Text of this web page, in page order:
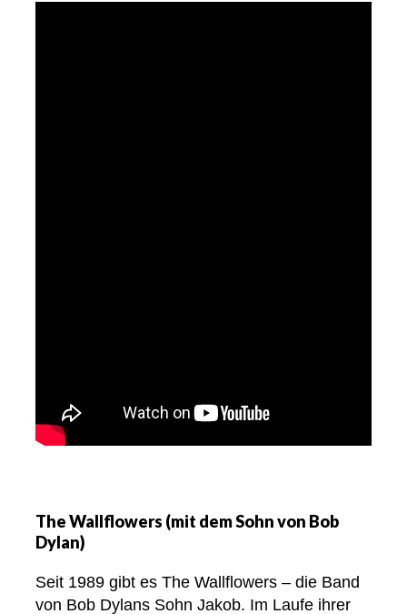
The Wallflowers (mit dem Sohn von Bob
Dylan)
Seit 1989 gibt es The Wallflowers – die Band
von Bob Dylans Sohn Jakob. Im Laufe ihrer